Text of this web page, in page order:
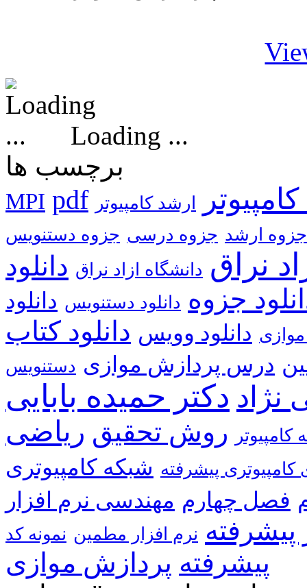
Loading ...
برچسب ها
MPI pdf
ارشد کامپیوتر
جزوه ارشد جزوه درسی جزوه دستنویس
نراق دانشگاه ازاد نراق
جزوه دانلود دستنویس دانلود
دانلود وویس دانلود کتاب
درس پردازش موازی دستنویس
نژاد دکتر حمیده بابایی
کامپیوتر روش تحقیق ریاضی
پیشرفته شبکه کامپیوتری
فصل چهارم مهندسی نرم افزار
نرم افزار مطمین
پیشرفته پردازش موازی